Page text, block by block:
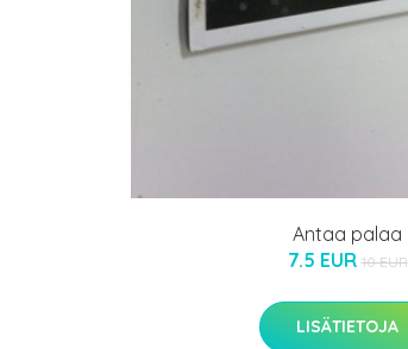
Antaa palaa
7.5 EUR 10 EUR
LISÄTIETOJA